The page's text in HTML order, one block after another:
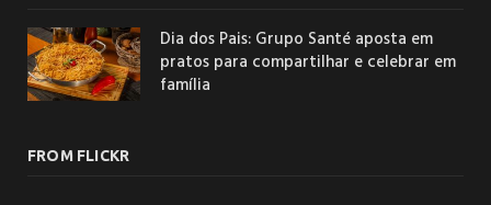
Dia dos Pais: Grupo Santé aposta em
pratos para compartilhar e celebrar em
família
FROM FLICKR